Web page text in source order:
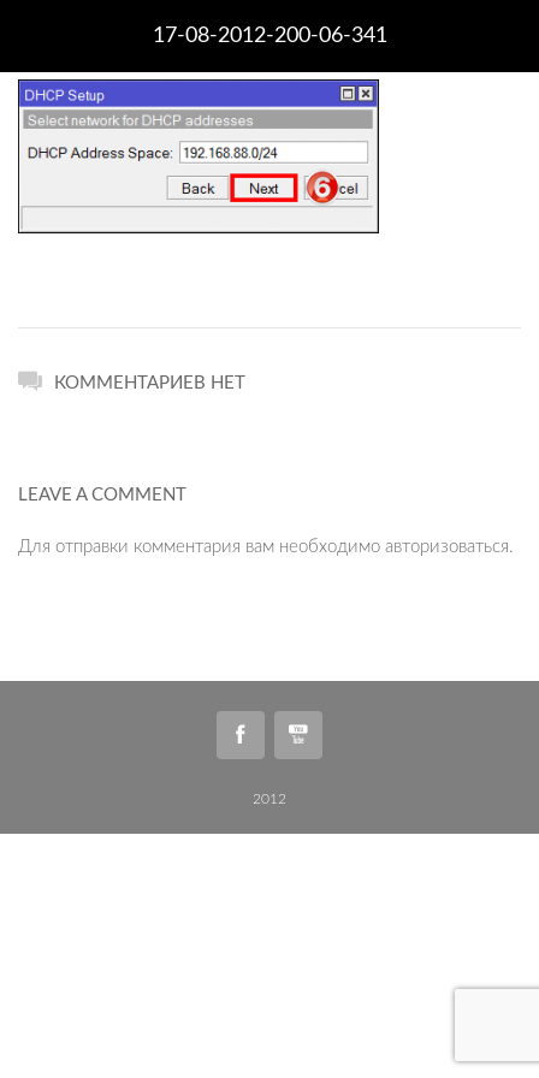
17-08-2012-200-06-341
КОММЕНТАРИЕВ НЕТ
LEAVE A COMMENT
Для отправки комментария вам необходимо авторизоваться.
2012